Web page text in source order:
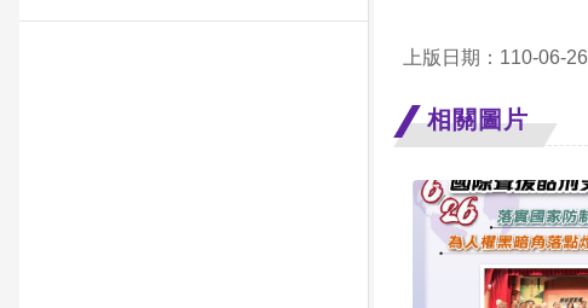
上版日期：110-06-26
相關圖片